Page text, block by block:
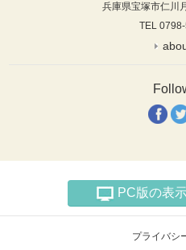
兵庫県宝塚市仁川
TEL
PC版の表
プライバシ